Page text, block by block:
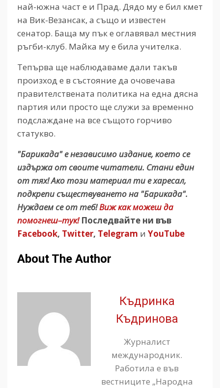
най-южна част е и Прад. Дядо му е бил кмет
на Вик-Везансак, а също и известен
сенатор. Баща му пък е оглавявал местния
ръгби-клуб. Майка му е била учителка.
Тепърва ще наблюдаваме дали такъв
произход е в състояние да очовечава
правителствената политика на една дясна
партия или просто ще служи за временно
подслаждане на все същото горчиво
статукво.
"Барикада" е независимо издание, което се
издържа от своите читатели. Стани един
от тях! Ако този материал ти е харесал,
подкрепи съществуването на "Барикада".
Нуждаем се от теб!Виж как можеш да
помогнеш–тук! Последвайте ни във
Facebook, Twitter, Telegram и YouTube
About The Author
Къдринка
Къдринова
Журналист
международник.
Работила е във
вестниците „Народна